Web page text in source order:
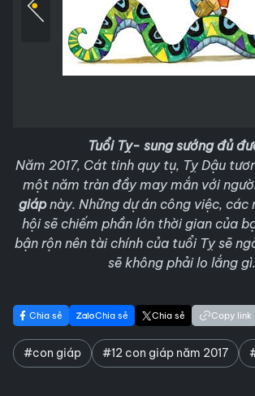
Tuổi Tỵ- sung sướng đủ
Năm 2017, Cát tinh quy tụ, Tỵ Dậu
một năm tràn đầy may mắn với
giápnày. Những dự án công việc, các
hội sẽ chiếm phần lớn thời gian của
bận rộn nên tài chính của tuổi Tỵ sẽ
sẽ không phải lo lắng gì.
Chia sẻ Chia sẻ Chia sẻ Copy link
#con giáp #12 con giáp năm 2017